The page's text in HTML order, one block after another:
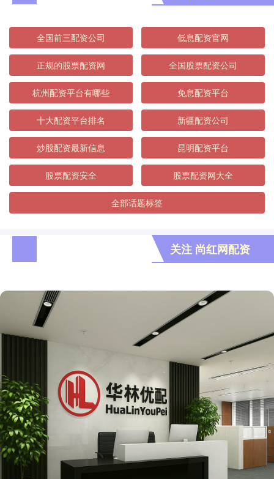
全国前三配资公司 低息配资官网
正规的股票配资网 全国股票配资公司
杭州配资平台有哪些 免息配资平台
十大配资平台排名 新疆配资公司
炒股配资最新信息 昆明配资平台
股票配资安全 股票配资网大全
全部话题标签
关注 尚红网配资